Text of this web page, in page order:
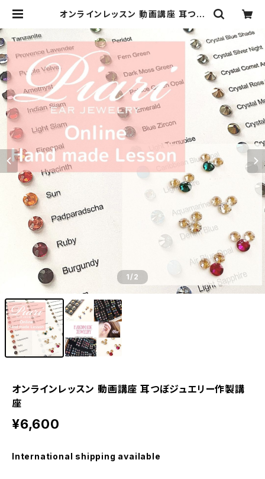
オンラインレッスン 動画講座 耳つぼ
クセサリー ピアス リボン雑貨 Piari
ピアリ
1/2
オンラインレッスン 動画講座 耳つぼジュエリー作製講
座
¥6,600
International shipping available